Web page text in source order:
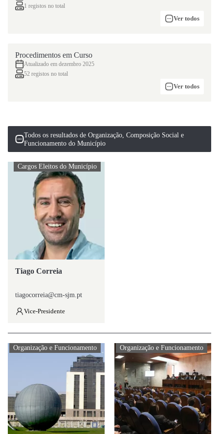
1 registos no total
Ver todos
Procedimentos em Curso
Atualizado em dezembro 2025
52 registos no total
Ver todos
Todos os resultados de Organização, Composição Social e
Funcionamento do Município
Cargos Eleitos do Município
Tiago Correia
tiagocorreia@cm-sjm.pt
Vice-Presidente
Organização e Funcionamento Organização e Funcionamento